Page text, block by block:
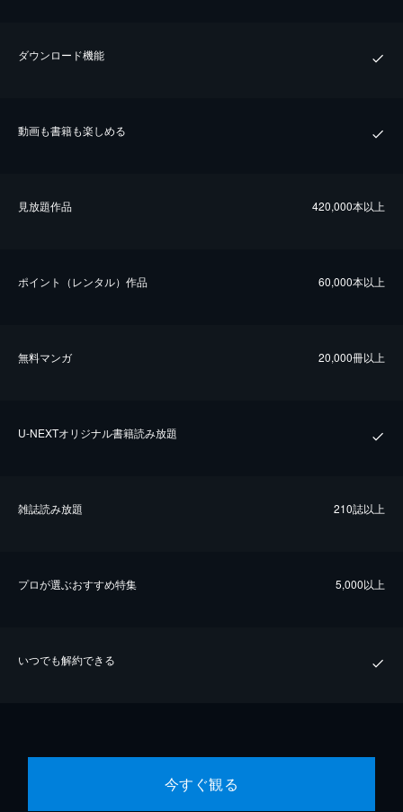
ダウンロード機能
動画も書籍も楽しめる
⾒放題作品 420,000本以上
ポイント（レンタル）作品 60,000本以上
無料マンガ 20,000冊以上
U-NEXTオリジナル書籍読み放題
雑誌読み放題 210誌以上
プロが選ぶおすすめ特集 5,000以上
いつでも解約できる
今すぐ観る